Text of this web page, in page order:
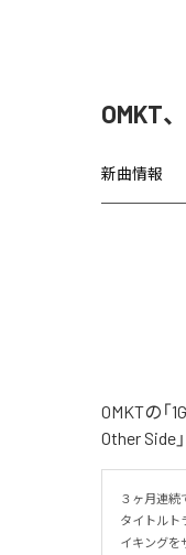
OMKT
新曲情報
OMKTの「
Other Side
３ヶ月連続
タイトルト
イキングを